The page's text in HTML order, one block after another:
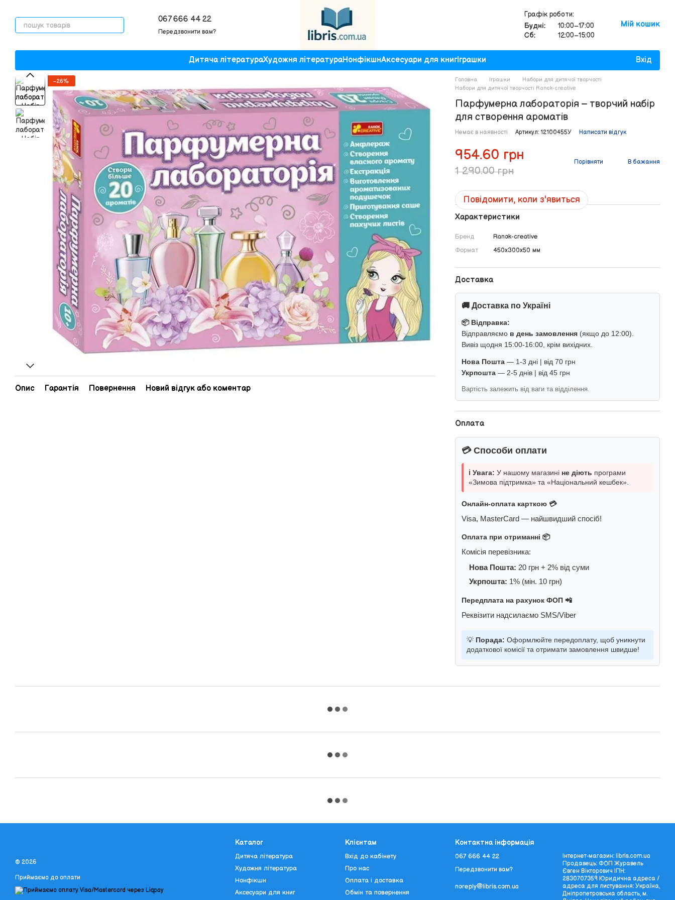
067 666 44 22
Передзвонити вам?
Графік роботи:
Будні:
10:00–17:00
Сб:
12:00–15:00
Мій кошик
Дитяча літератураХудожня літератураНонфікшнАксесуари для книгІграшки Вхід
−26%
Опис Гарантія Повернення Новий відгук або коментар
Головна Іграшки
Набори для дитячої творчості
Набори для дитячої творчості Ranok-creative
Парфумерна лабораторія – творчий набір
для створення ароматів
Немає в наявності Артикул: 12100455У Написати відгук
954.60 грн
1 290.00 грн
Порівняти В бажання
Повідомити, коли з'явиться
Характеристики
Бренд
Ranok-creative
Формат
450х300х50 мм
Доставка
🚚 Доставка по Україні
📦 Відправка:
Відправляємо в день замовлення (якщо до 12:00).
Вивіз щодня 15:00-16:00, крім вихідних.
Нова Пошта — 1-3 дні | від 70 грн
Укрпошта — 2-5 днів | від 45 грн
Вартість залежить від ваги та відділення.
Оплата
💳 Способи оплати
ℹ️ Увага: У нашому магазині не діють програми
«Зимова підтримка» та «Національний кешбек».
Онлайн-оплата карткою 💳
Visa, MasterCard — найшвидший спосіб!
Оплата при отриманні 📦
Комісія перевізника:
Нова Пошта: 20 грн + 2% від суми
Укрпошта: 1% (мін. 10 грн)
Передплата на рахунок ФОП 📲
Реквізити надсилаємо SMS/Viber
💡 Порада: Оформлюйте передоплату, щоб уникнути
додаткової комісії та отримати замовлення швидше!
© 2026
Приймаємо до оплати
Каталог
Дитяча література
Художня література
Нонфікшн
Аксесуари для книг
Клієнтам
Вхід до кабінету
Про нас
Оплата і доставка
Обмін та повернення
Контактна інформація
067 666 44 22
Передзвонити вам?
noreply@libris.com.ua
Інтернет-магазин: libris.com.ua
Продавець: ФОП Журавель
Євген Вікторович ІПН:
2830707359 Юридична адреса /
адреса для листування: Україна,
Дніпропетровська область, м.